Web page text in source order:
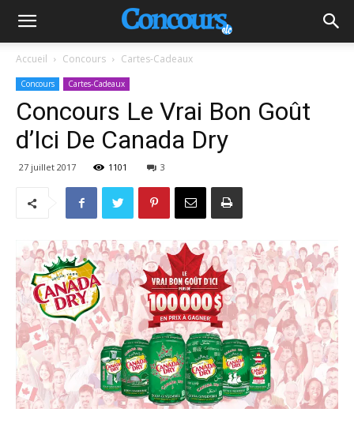
Accueil Concours Cartes-Cadeaux
Concours Cartes-Cadeaux
Concours Le Vrai Bon Goût
d’Ici De Canada Dry
27 juillet 2017 1101 3